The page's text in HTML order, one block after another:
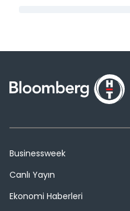
Businessweek
Canlı Yayın
Ekonomi Haberleri